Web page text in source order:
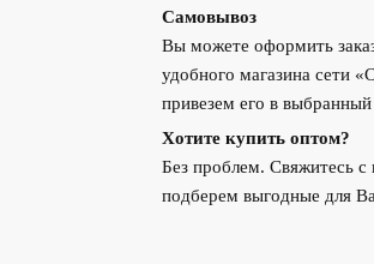
Самовывоз
Вы можете оформить
удобного магазина сети
привезем его в
Хотите купить оптом?
Без проблем. Свяжитесь
подберем выгодные для